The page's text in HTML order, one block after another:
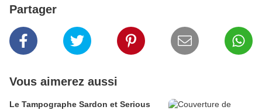
Partager
Vous aimerez aussi
Le Tampographe Sardon et Serious